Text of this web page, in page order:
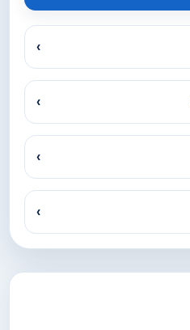
›
›
›
›